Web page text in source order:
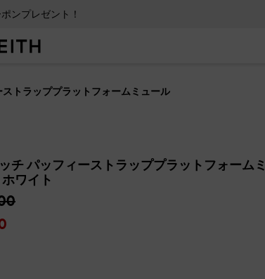
ンプレゼント！
ストラッププラットフォームミュール
チ パッフィーストラッププラットフォームミ
ホワイト